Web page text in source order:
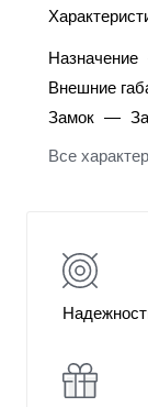
Назначение
Внешние
Замок —
Все